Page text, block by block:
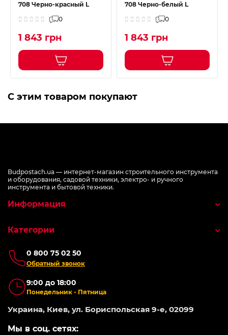
708 Черно-красный L
0
1 843 грн
708 Черно-белый L
0
1 843 грн
С этим товаром покупают
Budpostach.ua — интернет-магазин строительного инструмента
и оборудования, садовой техники, электро- и ручного
инструмента и бытовой техники.
0 800 75 02 50
Обратный звонок
9:00 до 18:00
Понедельник - Пятница
Украина, Киев, ул. Бориспольская 9-е, 02099
Мы в соц. сетях:
Информация
Категории